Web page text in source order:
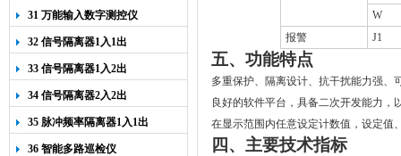
31 万能输入数字测控仪
32 信号隔离器1入1出
33 信号隔离器1入2出
34 信号隔离器2入2出
35 脉冲频率隔离器1入1出
36 智能多路巡检仪
W
报警
J1
五、 功能特点
多重保护、隔离设计、抗干扰能力强、
良好的软件平台，具备二次开发能力，
在显示范围内任意设定计数值，设定值
四、主要技术指标